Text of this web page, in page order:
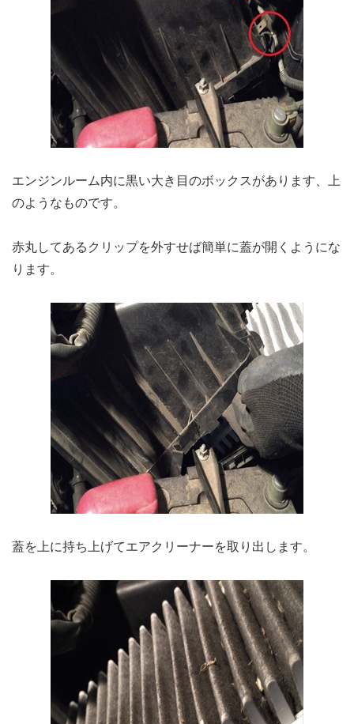
エンジンルーム内に黒い大き目のボックスがあります、上
のようなものです。
赤丸してあるクリップを外すせば簡単に蓋が開くようにな
ります。
蓋を上に持ち上げてエアクリーナーを取り出します。